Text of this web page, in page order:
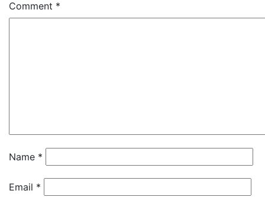
Comment *
Name *
Email *